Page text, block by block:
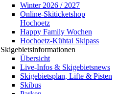
Winter 2026 / 2027
Online-Skiticketshop
Hochoetz
Happy Family Wochen
Hochoetz-Kühtai Skipass
Skigebietsinformationen
Übersicht
Live-Infos & Skigebietsnews
Skigebietsplan, Lifte & Pisten
Skibus